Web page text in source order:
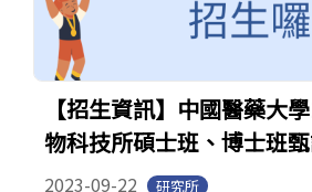
【招生資訊】中國醫藥大
物科技所碩士班、博士班
2023-09-22 研究所